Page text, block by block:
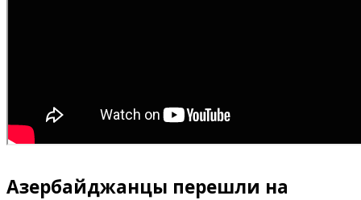
Азербайджанцы перешли на